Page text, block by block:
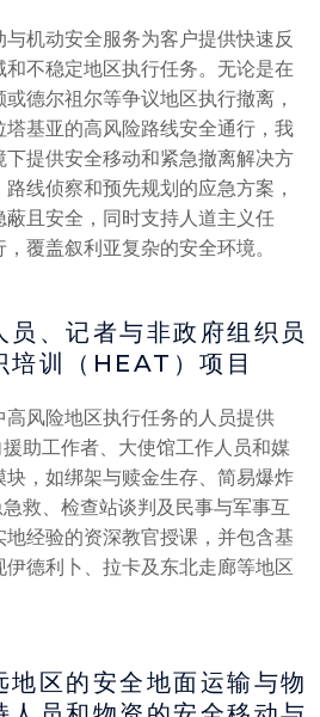
机动安全服务为客户提供快速反
不稳定地区执行任务。无论是在
德尔祖尔等争议地区执行撤离，
基亚的高风险路线安全通行，我
提供安全移动和紧急撤离解决方
线侦察和预先规划的应急方案，
且安全，同时支持人道主义任
覆盖叙利亚复杂的安全环境。
、记者与非政府组织员
培训（HEAT）项目
风险地区执行任务的人员提供
助工作者、大使馆工作人员和媒
，如绑架与赎金生存、简易爆炸
救、检查站谈判及民事与军事互
经验的资深教官授课，并包含基
德利卜、拉卡及东北走廊等地区
地区的安全地面运输与物